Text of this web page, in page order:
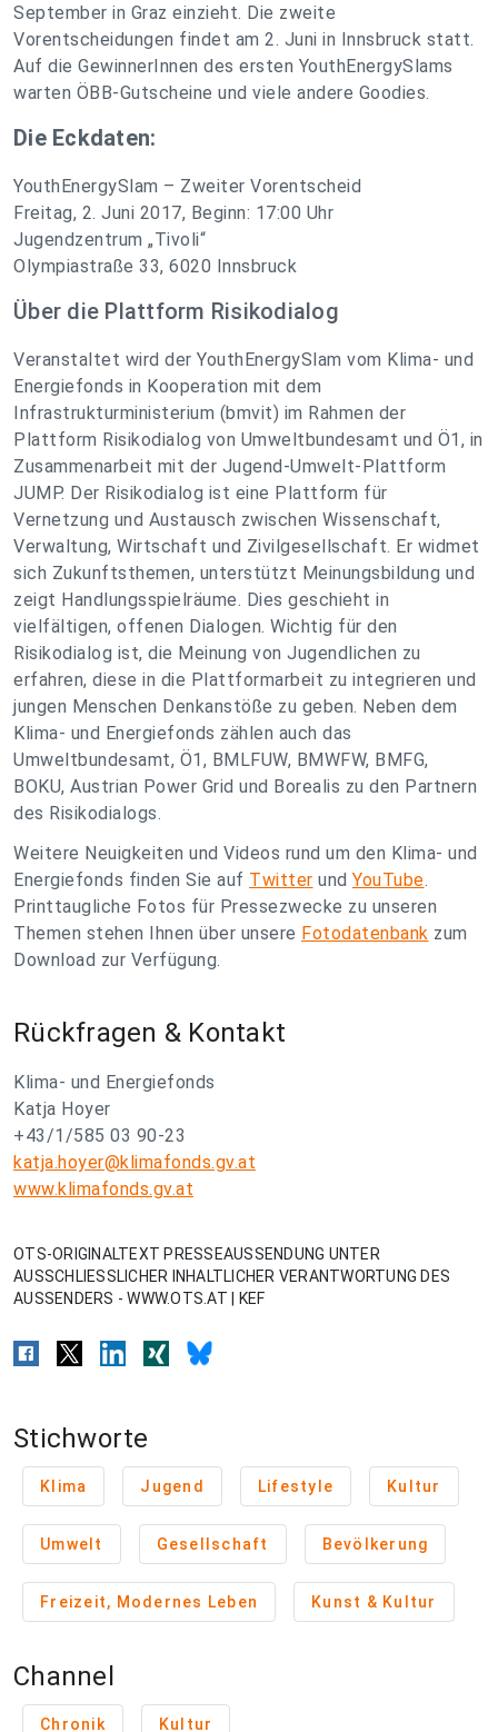
September in Graz einzieht. Die zweite
Vorentscheidungen findet am 2. Juni in Innsbruck statt.
Auf die GewinnerInnen des ersten YouthEnergySlams
warten ÖBB-Gutscheine und viele andere Goodies.
Die Eckdaten:
YouthEnergySlam – Zweiter Vorentscheid
Freitag, 2. Juni 2017, Beginn: 17:00 Uhr
Jugendzentrum „Tivoli“
Olympiastraße 33, 6020 Innsbruck
Über die Plattform Risikodialog
Veranstaltet wird der YouthEnergySlam vom Klima- und
Energiefonds in Kooperation mit dem
Infrastrukturministerium (bmvit) im Rahmen der
Plattform Risikodialog von Umweltbundesamt und Ö1, in
Zusammenarbeit mit der Jugend-Umwelt-Plattform
JUMP. Der Risikodialog ist eine Plattform für
Vernetzung und Austausch zwischen Wissenschaft,
Verwaltung, Wirtschaft und Zivilgesellschaft. Er widmet
sich Zukunftsthemen, unterstützt Meinungsbildung und
zeigt Handlungsspielräume. Dies geschieht in
vielfältigen, offenen Dialogen. Wichtig für den
Risikodialog ist, die Meinung von Jugendlichen zu
erfahren, diese in die Plattformarbeit zu integrieren und
jungen Menschen Denkanstöße zu geben. Neben dem
Klima- und Energiefonds zählen auch das
Umweltbundesamt, Ö1, BMLFUW, BMWFW, BMFG,
BOKU, Austrian Power Grid und Borealis zu den Partnern
des Risikodialogs.
Weitere Neuigkeiten und Videos rund um den Klima- und
Energiefonds finden Sie auf Twitter und YouTube.
Printtaugliche Fotos für Pressezwecke zu unseren
Themen stehen Ihnen über unsere Fotodatenbank zum
Download zur Verfügung.
Rückfragen & Kontakt
Klima- und Energiefonds
Katja Hoyer
+43/1/585 03 90-23
katja.hoyer@klimafonds.gv.at
www.klimafonds.gv.at
OTS-ORIGINALTEXT PRESSEAUSSENDUNG UNTER
AUSSCHLIESSLICHER INHALTLICHER VERANTWORTUNG DES
AUSSENDERS - WWW.OTS.AT | KEF
Stichworte
Klima Jugend Lifestyle Kultur
Umwelt Gesellschaft Bevölkerung
Freizeit, Modernes Leben Kunst & Kultur
Channel
Chronik Kultur